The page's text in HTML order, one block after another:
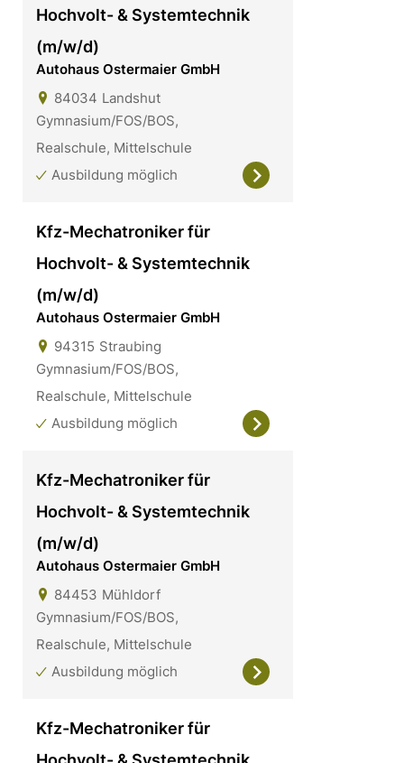
Hochvolt- & Systemtechnik
(m/w/d)
Autohaus Ostermaier GmbH
84034 Landshut
Gymnasium/FOS/BOS,
Realschule, Mittelschule
Ausbildung möglich
Kfz-Mechatroniker für
Hochvolt- & Systemtechnik
(m/w/d)
Autohaus Ostermaier GmbH
94315 Straubing
Gymnasium/FOS/BOS,
Realschule, Mittelschule
Ausbildung möglich
Kfz-Mechatroniker für
Hochvolt- & Systemtechnik
(m/w/d)
Autohaus Ostermaier GmbH
84453 Mühldorf
Gymnasium/FOS/BOS,
Realschule, Mittelschule
Ausbildung möglich
Kfz-Mechatroniker für